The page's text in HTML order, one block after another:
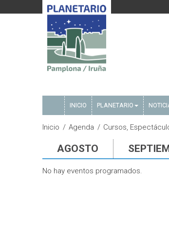
INICIO PLANETARIO
Inicio Agenda Cursos,
AGOSTO
No hay eventos programados.